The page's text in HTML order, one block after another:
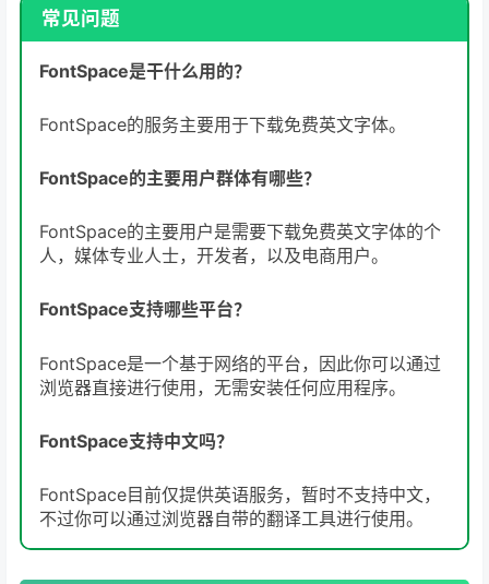
常见问题
FontSpace是干什么用的？
FontSpace的服务主要用于下载免费英文字体。
FontSpace的主要用户群体有哪些？
FontSpace的主要用户是需要下载免费英文字体的个
人，媒体专业人士，开发者，以及电商用户。
FontSpace支持哪些平台？
FontSpace是一个基于网络的平台，因此你可以通过
浏览器直接进行使用，无需安装任何应用程序。
FontSpace支持中文吗？
FontSpace目前仅提供英语服务，暂时不支持中文，
不过你可以通过浏览器自带的翻译工具进行使用。